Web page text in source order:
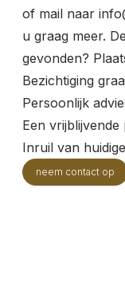
of mail naar
u graag meer.
gevonden?
Bezichtiging
Persoonlijk
Een
Inruil van
neem contact op